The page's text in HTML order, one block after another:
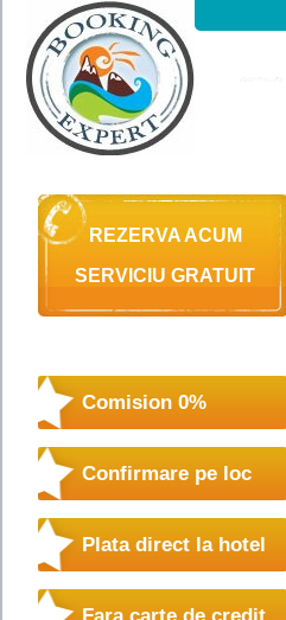
REZERVA ACUM
SERVICIU GRATUIT
Comision 0%
Confirmare pe loc
Plata direct la hotel